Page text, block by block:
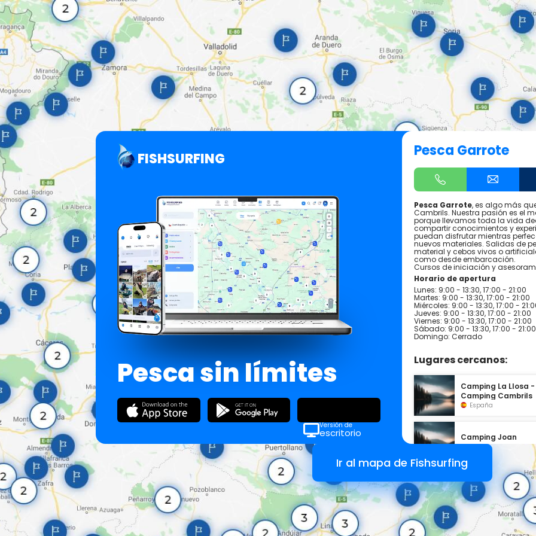
FISHSURFING
Pesca sin límites
Versión de
escritorio
Pesca Garrote
Pesca Garrote, es algo más
Cambrils. Nuestra pasión es el
porque llevamos toda la vida
compartir conocimientos y
puedan disfrutar mientras
nuevos materiales. Salidas de
material y cebos vivos o
como desde embarcación.
Cursos de iniciación y
Horario de apertura
Lunes: 9:00 - 13:30, 17:00 - 21:00
Martes: 9:00 - 13:30, 17:00 - 21:00
Miércoles: 9:00 - 13:30, 17:00 -
Jueves: 9:00 - 13:30, 17:00 - 21:00
Viernes: 9:00 - 13:30, 17:00 - 21:00
Sábado: 9:00 - 13:30, 17:00 - 21:00
Domingo: Cerrado
Lugares cercanos:
Camping La Llosa -
Camping Cambrils
España
Camping Joan
España
Playa de la Llosa
España
Ir al mapa de Fishsurfing